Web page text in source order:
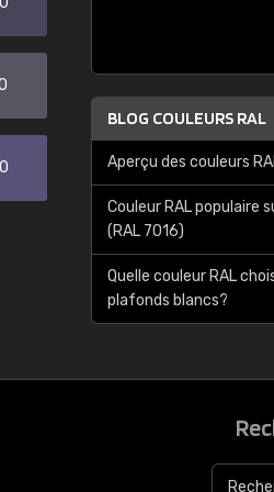
BLOG COULEURS RAL
Aperçu des couleurs
Couleur RAL populaire
(RAL 7016)
Quelle couleur RAL
plafonds blancs?